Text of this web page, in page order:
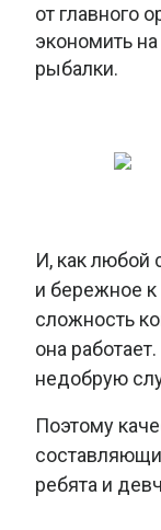
от главного
экономить
рыбалки.
И, как любой
и бережное
сложность
она
недобрую
Поэтому
ребята и